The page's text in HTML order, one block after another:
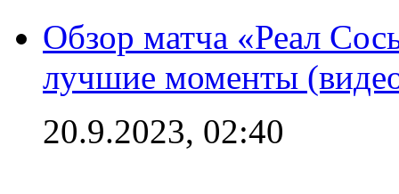
Обзор матча «Реал
лучшие моменты
20.9.2023, 02:40